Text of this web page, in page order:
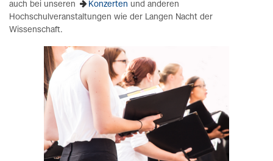
auch bei unseren
Konzerten und anderen
Hochschulveranstaltungen wie der Langen Nacht der
Wissenschaft.